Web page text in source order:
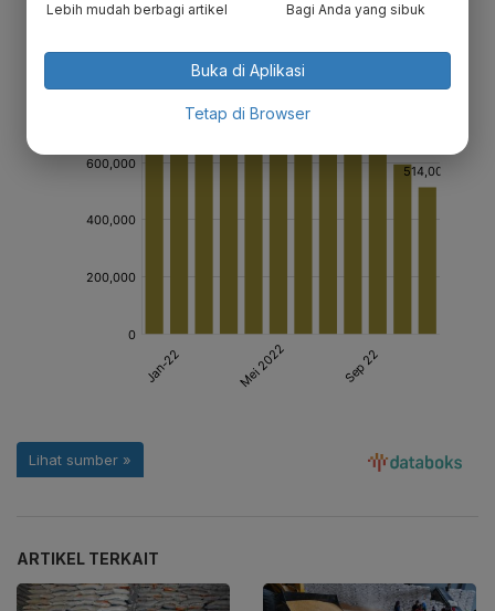
ARTIKEL TERKAIT
Lebih mudah berbagi artikel Bagi Anda yang sibuk
Buka di Aplikasi
Tetap di Browser